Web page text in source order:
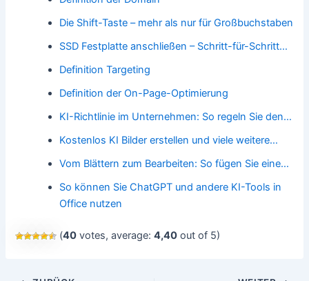
Die Shift-Taste – mehr als nur für Großbuchstaben
SSD Festplatte anschließen – Schritt-für-Schritt…
Definition Targeting
Definition der On-Page-Optimierung
KI-Richtlinie im Unternehmen: So regeln Sie den…
Kostenlos KI Bilder erstellen und viele weitere…
Vom Blättern zum Bearbeiten: So fügen Sie eine…
So können Sie ChatGPT und andere KI-Tools in
Office nutzen
(40 votes, average:4,40 out of 5)